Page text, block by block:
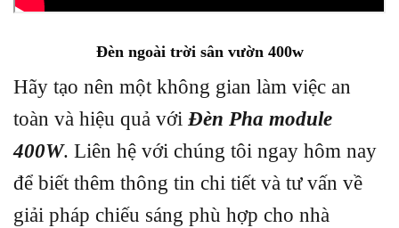
Đèn ngoài trời sân vườn 400w
Hãy tạo nên một không gian làm việc an
toàn và hiệu quả với Đèn Pha module
400W. Liên hệ với chúng tôi ngay hôm nay
để biết thêm thông tin chi tiết và tư vấn về
giải pháp chiếu sáng phù hợp cho nhà